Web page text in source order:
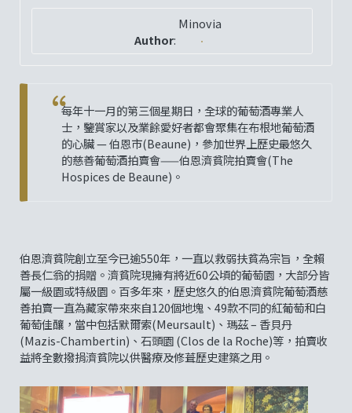
Author:
Minovia
每年十一月的第三個星期日，全球的葡萄酒專業人
士，鑒賞家以及業餘愛好者都會聚集在布根地葡萄酒
的心臟 — 伯恩市(Beaune)，參加世界上歷史最悠久
的慈善葡萄酒拍賣會——伯恩濟貧院拍賣會(The
Hospices de Beaune)。
伯恩濟貧院創立至今已逾550年，一直以救弱扶貧為宗旨，全賴
善長仁翁的捐贈。濟貧院現擁有將近60公頃的葡萄園，大部分皆
屬一級園或特級園。百多年來，歷史悠久的伯恩濟貧院葡萄酒慈
善拍賣一直為藏家帶來來自120個地塊、49款不同的紅葡萄和白
葡萄佳釀，當中包括默爾索(Meursault)、瑪茲 – 香貝丹
(Mazis-Chambertin)、石頭園 (Clos de la Roche)等，拍賣收
益將全數撥捐濟貧院以供醫療及修葺歷史建築之用。